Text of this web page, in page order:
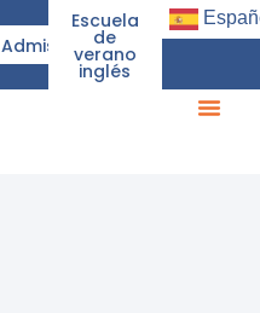
Admisiones
Escuela
de
verano
inglés